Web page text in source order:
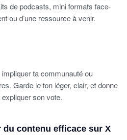
de podcasts, mini formats face-
ou d’une ressource à venir.
ta communauté ou
Garde le ton léger, clair, et donne
expliquer son vote.
contenu efficace sur X